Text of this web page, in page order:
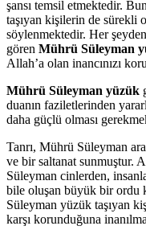
şansı temsil etmektedir.
taşıyan kişilerin de sürekli
söylenmektedir. Her
gören Mührü Süleyman
Allah’a olan inancınızı
Mührü Süleyman yüzük
duanın faziletlerinden
daha güçlü olması
Tanrı, Mührü Süleyman
ve bir saltanat sunmuştur.
Süleyman cinlerden,
bile oluşan büyük bir ordu
Süleyman yüzük taşıyan
karşı korunduğuna